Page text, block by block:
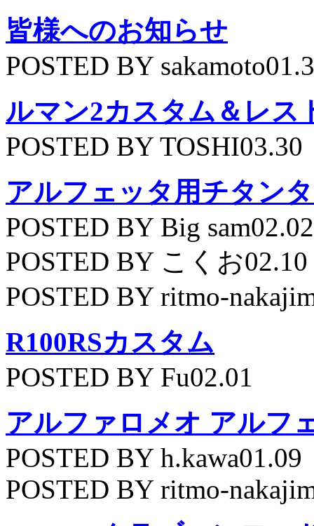
皆様へのお知らせ
POSTED BY
ルマン2カスタム＆レス
POSTED BY TOSHI03.30
アルフェッタ用チタン
POSTED BY Big sam02.02
POSTED BY こくお02.10
POSTED BY ritmo-
R100RSカスタム
POSTED BY Fu02.01
アルファロメオ アルフ
POSTED BY h.kawa01.09
POSTED BY ritmo-